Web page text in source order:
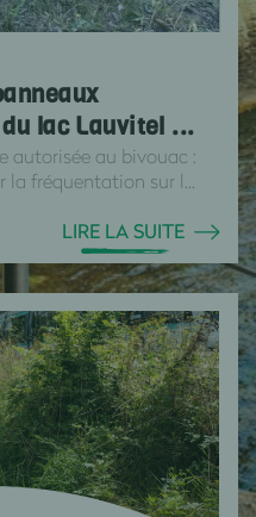
lac Lauvitel ...
autorisée au bivouac :
fréquentation sur l...
LIRE LA SUITE